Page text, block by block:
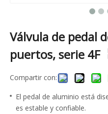
Válvula de pedal
puertos, serie 4F
Compartir con:
El pedal de aluminio está
es estable y confiable.